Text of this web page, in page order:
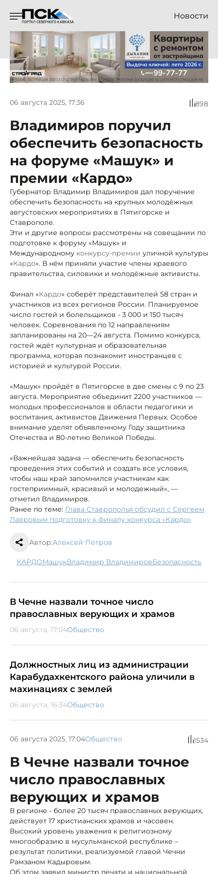
Новости
06 августа 2025, 17:36 898
Владимиров поручил
обеспечить безопасность
на форуме «Машук» и
премии «Кардо»
Губернатор Владимир Владимиров дал поручение
обеспечить безопасность на крупных молодёжных
августовских мероприятиях в Пятигорске и
Ставрополе.
Эти и другие вопросы рассмотрены на совещании по
подготовке к форуму «Машук» и
Международному конкурсу-премии уличной культуры
«Кардо». В нём приняли участие члены краевого
правительства, силовики и молодёжные активисты.
Финал «Кардо» соберёт представителей 58 стран и
участников из всех регионов России. Планируемое
число гостей и болельщиков - 3 000 и 150 тысяч
человек. Соревнования по 12 направлениям
запланированы на 20—24 августа. Помимо конкурса,
гостей ждёт культурная и образовательная
программа, которая познакомит иностранцев с
историей и культурой России.
«Машук» пройдёт в Пятигорске в две смены с 9 по 23
августа. Мероприятие объединит 2200 участников —
молодых профессионалов в области педагогики и
воспитания, активистов Движения Первых. Особое
внимание уделят объявленному Году защитника
Отечества и 80-летию Великой Победы.
«Важнейшая задача — обеспечить безопасность
проведения этих событий и создать все условия,
чтобы наш край запомнился участникам как
гостеприимный, красивый и молодежный», —
отметил Владимиров.
Ранее по теме: Глава Ставрополья обсудил с Сергеем
Лавровым подготовку к финалу конкурса «Кардо»
Автор:Алексей Петров
КАРДО Машук Владимир Владимиров безопасность
В Чечне назвали точное число
православных верующих и храмов
06 августа, 17:04Общество
Должностных лиц из администрации
Карабудахкентского района уличили в
махинациях с землей
06 августа, 16:34Общество
06 августа 2025, 17:04Общество 1534
В Чечне назвали точное
число православных
верующих и храмов
В регионе - более 20 тысяч православных верующих,
действует 17 христианских храмов и часовен.
Высокий уровень уважения к религиозному
многообразию в мусульманской республике –
результат политики, реализуемой главой Чечни
Рамзаном Кадыровым.
Об этом заявил министр печати и национальной